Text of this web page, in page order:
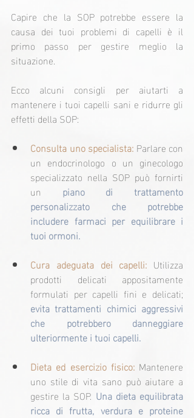
Capire che la SOP potrebbe essere la
causa dei tuoi problemi di capelli è il
primo passo per gestire meglio la
situazione.
Ecco alcuni consigli per aiutarti a
mantenere i tuoi capelli sani e ridurre gli
effetti della SOP:
Consulta uno specialista: Parlare con
un endocrinologo o un ginecologo
specializzato nella SOP può fornirti
un piano di trattamento
personalizzato che potrebbe
includere farmaci per equilibrare i
tuoi ormoni.
Cura adeguata dei capelli: Utilizza
prodotti delicati appositamente
evita trattamenti chimici aggressivi
che potrebbero danneggiare
ulteriormente i tuoi capelli.
Dieta ed esercizio fisico: Mantenere
uno stile di vita sano può aiutare a
gestire la SOP. Una dieta equilibrata
ricca di frutta, verdura e proteine